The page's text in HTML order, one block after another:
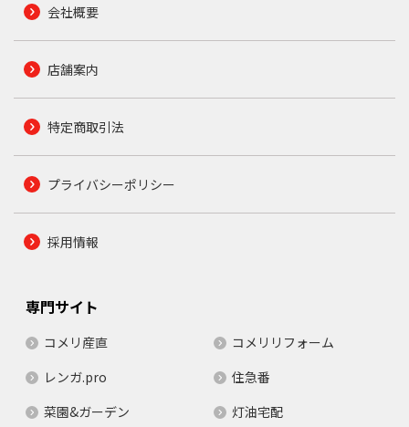
会社概要
店舗案内
特定商取引法
プライバシーポリシー
採用情報
専門サイト
コメリ産直
コメリリフォーム
レンガ.pro
住急番
菜園&ガーデン
灯油宅配